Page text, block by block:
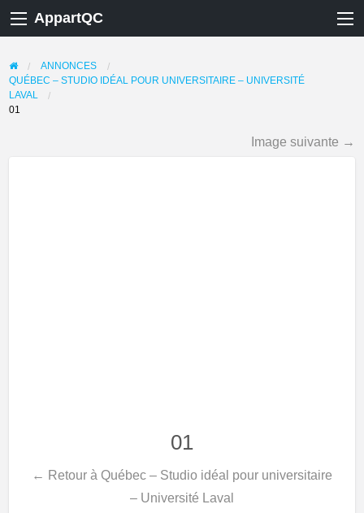
AppartQC
ANNONCES
QUÉBEC – STUDIO IDÉAL POUR UNIVERSITAIRE – UNIVERSITÉ
LAVAL
01
Image suivante →
01
← Retour à Québec – Studio idéal pour universitaire
– Université Laval